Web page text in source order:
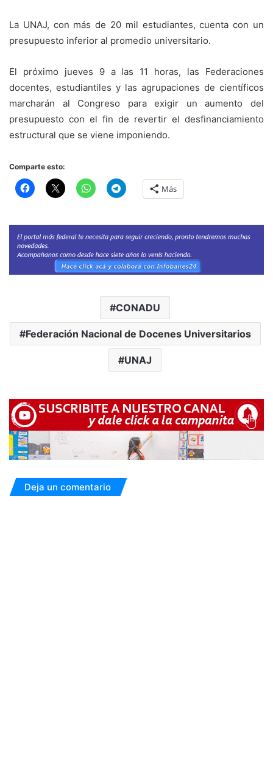
La UNAJ, con más de 20 mil estudiantes, cuenta con un
presupuesto inferior al promedio universitario.
El próximo jueves 9 a las 11 horas, las Federaciones
docentes, estudiantiles y las agrupaciones de científicos
marcharán al Congreso para exigir un aumento del
presupuesto con el fin de revertir el desfinanciamiento
estructural que se viene imponiendo.
Comparte esto:
Más
CONADU
Federación Nacional de Docenes Universitarios
UNAJ
Deja un comentario